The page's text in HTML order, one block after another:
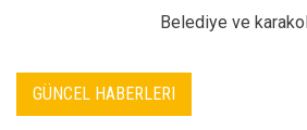
Belediye ve
GÜNCEL HABERLERI